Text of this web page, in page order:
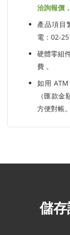
洽詢報價
產品項目
電：02-
硬體零組
費 。
如用
（匯款
方便對帳。
儲